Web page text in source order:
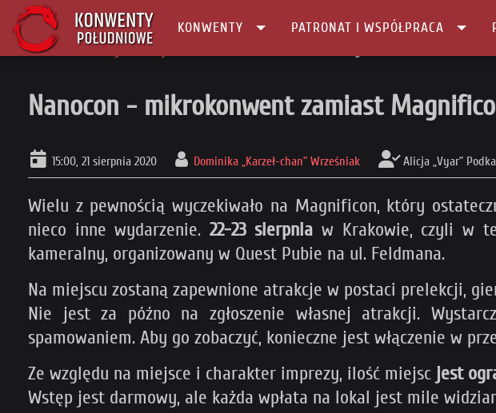
KONWENTY PATRONAT I WSPÓŁPRACA
Główna
Nanocon - mikrokonwent zamiast
15:00, 21 sierpnia 2020 Dominika „Karzeł-chan” Wrześniak Alicja „Vyar”
Wielu z pewnością wyczekiwało na Magnificon, który
nieco inne wydarzenie. 22-23 sierpnia w Krakowie, czyli w
kameralny, organizowany w Quest Pubie na ul. Feldmana.
Na miejscu zostaną zapewnione atrakcje w postaci prelekcji,
Nie jest za późno na zgłoszenie własnej atrakcji.
spamowaniem. Aby go zobaczyć, konieczne jest włączenie w
Ze względu na miejsce i charakter imprezy, ilość miejsc jest
Wstęp jest darmowy, ale każda wpłata na lokal jest mile